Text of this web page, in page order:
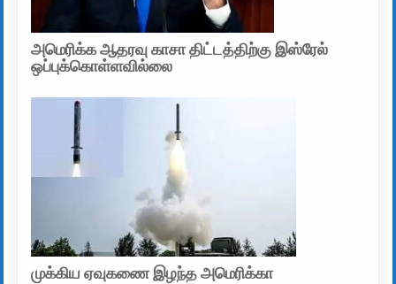
அமெரிக்க ஆதரவு காசா திட்டத்திற்கு இஸ்ரேல்
ஒப்புக்கொள்ளவில்லை
முக்கிய ஏவுகணை இழந்த அமெரிக்கா